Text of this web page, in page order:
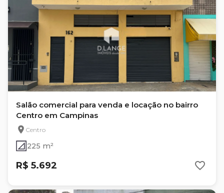
Salão comercial para venda e locação no bairro
Centro em Campinas
Centro
225 m²
R$ 5.692